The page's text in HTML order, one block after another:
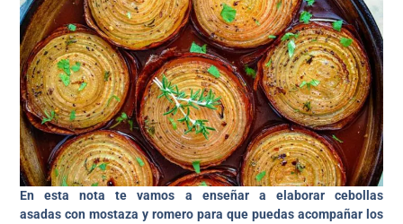
En esta nota te vamos a enseñar a elaborar cebollas
asadas con mostaza y romero para que puedas acompañar los